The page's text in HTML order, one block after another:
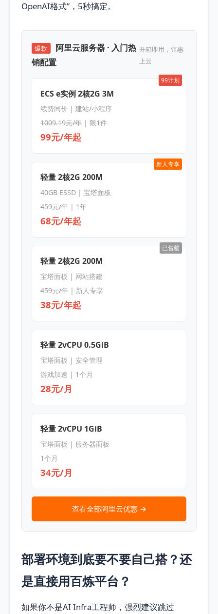
OpenAI格式”，5秒搞定。
爆款
阿里云服务器 · 入门热
销配置
开箱即用，钜惠
上云
99计划
ECS e实例 2核2G 3M
续费同价 | 建站/小程序
1009.19元/年| 限1件
99元/年起
新人专享
轻量 2核2G 200M
40GB ESSD | 宝塔面板
459元/年| 1年
68元/年起
已售罄
轻量 2核2G 200M
宝塔面板 | 网站搭建
459元/年| 新人专享
38元/年起
轻量 2vCPU 0.5GiB
宝塔面板 | 安全管理
游戏加速 | 1个月
28元/月
轻量 2vCPU 1GiB
宝塔面板 | 服务器面板
1个月
34元/月
查看全部阿里云优惠 →
部署环境到底要不要自己搭？还
是直接用百炼平台？
如果你不是AI Infra工程师，强烈建议跳过